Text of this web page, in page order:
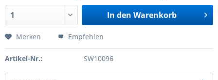
In den Warenkorb
Merken Empfehlen
Artikel-Nr.: SW10096